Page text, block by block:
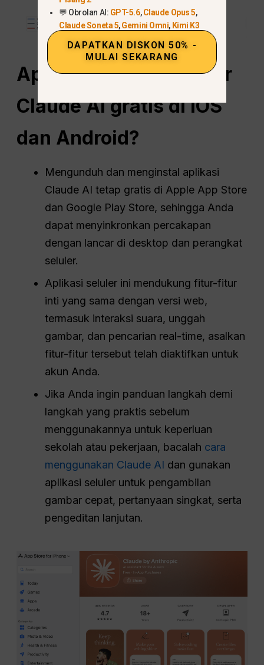
Apakah aplikasi seluler
Claude AI gratis di iOS
dan Android?
Mengunduh dan menginstal aplikasi
Claude AI tetap gratis di Apple App Store
dan Google Play Store, sehingga Anda
dapat menyinkronkan percakapan
dengan lancar di desktop dan perangkat
seluler.
Aplikasi seluler ini mendukung fitur-fitur
inti yang sama dengan versi web,
termasuk interaksi suara, unggah
gambar, dan pencarian real-time, asalkan
fitur-fitur tersebut telah diaktifkan untuk
akun Anda.
Jika Anda ingin panduan langkah demi
langkah yang praktis sebelum
menggunakannya untuk keperluan
sekolah atau pekerjaan, bacalah cara
menggunakan Claude AI dan gunakan
aplikasi seluler untuk pengambilan
gambar cepat, pertanyaan singkat, serta
pengeditan lanjutan.
💬 Obrolan AI: GPT-5.6,Claude Opus 5,
Claude Soneta 5,Gemini Omni, Kimi K3
DAPATKAN DISKON 50% -
MULAI SEKARANG